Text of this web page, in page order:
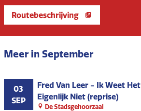
Routebeschrijving
Meer in September
03
SEP
Fred Van Leer - Ik Weet Het
Eigenlijk Niet (reprise)
De Stadsgehoorzaal